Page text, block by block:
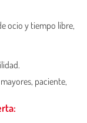
ocio y tiempo libre,
paciente,